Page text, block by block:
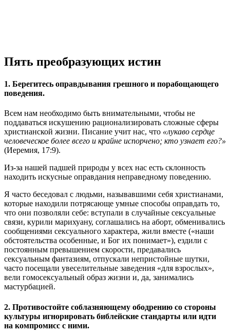
Пять преобразующих истин
1. Берегитесь оправдывания грешного и порабощающего
поведения.
Всем нам необходимо быть внимательными, чтобы не
поддаваться искушению рационализировать сложные сферы
христианской жизни. Писание учит нас, что «лукаво сердце
человеческое более всего и крайне испорчено; кто узнает его?»
(Иеремия, 17:9).
Из-за нашей падшей природы у всех нас есть склонность
находить искусные оправдания неправедному поведению.
Я часто беседовал с людьми, называвшими себя христианами,
которые находили потрясающе умные способы оправдать то,
что они позволяли себе: вступали в случайные сексуальные
связи, курили марихуану, соглашались на аборт, обменивались
сообщениями сексуального характера, жили вместе («наши
обстоятельства особенные, и Бог их понимает»), ездили с
постоянным превышением скорости, предавались
сексуальным фантазиям, отпускали непристойные шутки,
часто посещали увеселительные заведения «для взрослых»,
вели гомосексуальный образ жизни и, да, занимались
мастурбацией.
2. Противостойте соблазняющему ободрению со стороны
культуры игнорировать библейские стандарты или идти
на компромисс с ними.